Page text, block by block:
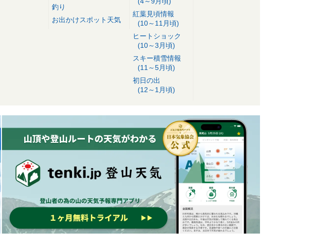
釣り
お出かけスポット天気
紅葉見頃情報
(10～11月頃)
ヒートショック
(10～3月頃)
スキー積雪情報
(11～5月頃)
初日の出
(12～1月頃)